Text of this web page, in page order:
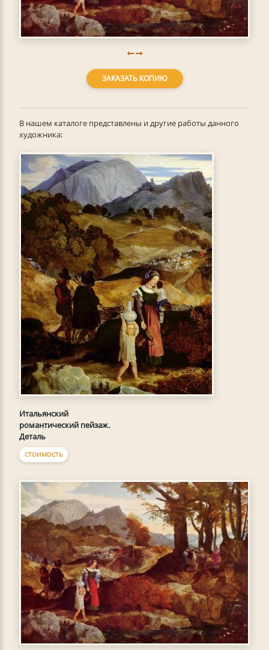
ЗАКАЗАТЬ КОПИЮ
В нашем каталоге представлены и другие работы данного
художника:
Итальянский
романтический пейзаж.
Деталь
СТОИМОСТЬ